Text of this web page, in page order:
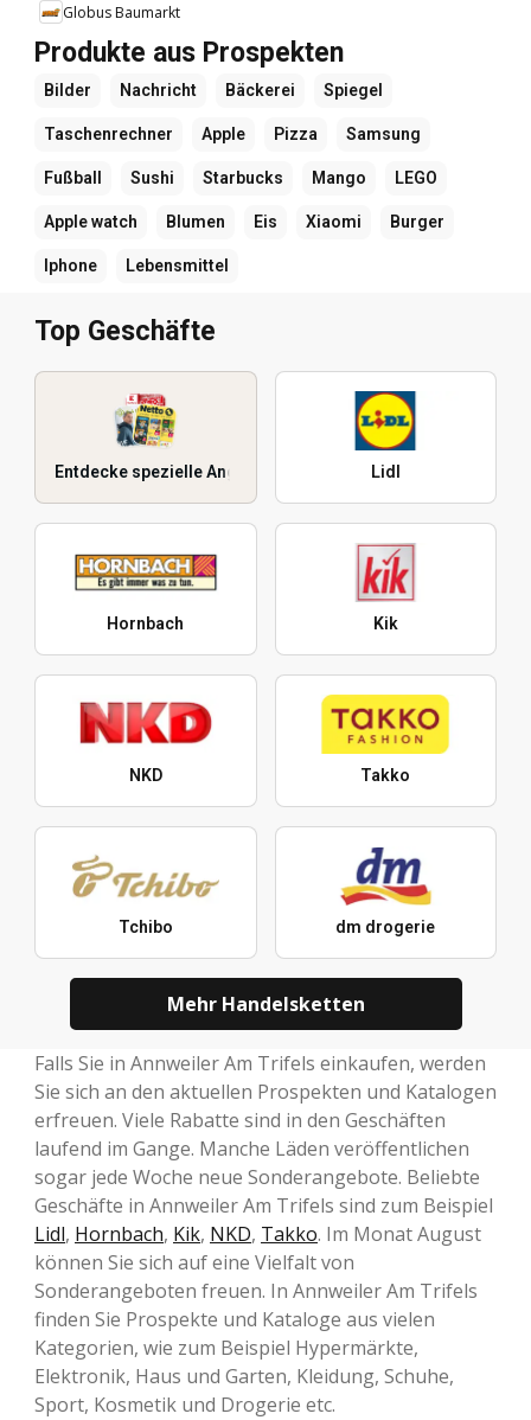
Globus Baumarkt
Produkte aus Prospekten
Bilder Nachricht Bäckerei Spiegel
Taschenrechner Apple Pizza Samsung
Fußball Sushi Starbucks Mango LEGO
Apple watch Blumen Eis Xiaomi Burger
Iphone Lebensmittel
Top Geschäfte
Entdecke spezielle Angebote Lidl
Hornbach Kik
NKD Takko
Tchibo dm drogerie
Mehr Handelsketten
Falls Sie in Annweiler Am Trifels einkaufen, werden
Sie sich an den aktuellen Prospekten und Katalogen
erfreuen. Viele Rabatte sind in den Geschäften
laufend im Gange. Manche Läden veröffentlichen
sogar jede Woche neue Sonderangebote. Beliebte
Geschäfte in Annweiler Am Trifels sind zum Beispiel
Lidl, Hornbach, Kik, NKD, Takko. Im Monat August
können Sie sich auf eine Vielfalt von
Sonderangeboten freuen. In Annweiler Am Trifels
finden Sie Prospekte und Kataloge aus vielen
Kategorien, wie zum Beispiel Hypermärkte,
Elektronik, Haus und Garten, Kleidung, Schuhe,
Sport, Kosmetik und Drogerie etc.